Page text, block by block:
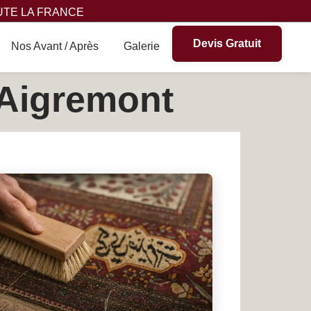
LA FRANCE
Nos Avant / Après Galerie Devis Gratuit